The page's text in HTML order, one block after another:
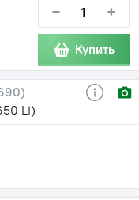
− +
Купить
Li)